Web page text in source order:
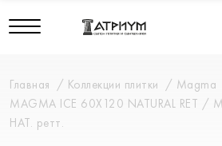
Главная Коллекции плитки Magma
MAGMA ICE 60X120 NATURAL RET
НАТ. ретт.